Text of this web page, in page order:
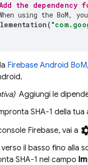
the dependency
using the BoM,
(
Firebase Android BoM
Aggiungi le
SHA-1 della
Firebase, vai a
il basso fino alla
SHA-1 nel campo